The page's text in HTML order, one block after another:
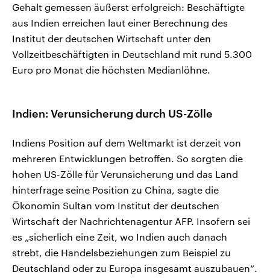
Gehalt gemessen äußerst erfolgreich: Beschäftigte
aus Indien erreichen laut einer Berechnung des
Institut der deutschen Wirtschaft unter den
Vollzeitbeschäftigten in Deutschland mit rund 5.300
Euro pro Monat die höchsten Medianlöhne.
Indien: Verunsicherung durch US-Zölle
Indiens Position auf dem Weltmarkt ist derzeit von
mehreren Entwicklungen betroffen. So sorgten die
hohen US-Zölle für Verunsicherung und das Land
hinterfrage seine Position zu China, sagte die
Ökonomin Sultan vom Institut der deutschen
Wirtschaft der Nachrichtenagentur AFP. Insofern sei
es „sicherlich eine Zeit, wo Indien auch danach
strebt, die Handelsbeziehungen zum Beispiel zu
Deutschland oder zu Europa insgesamt auszubauen“.